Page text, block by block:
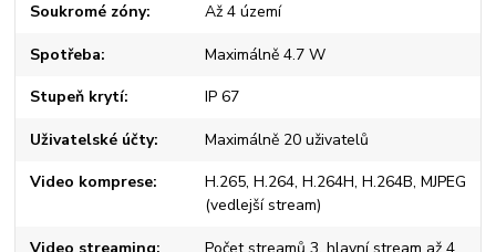
Soukromé zóny Až 4 území
Spotřeba Maximálně 4.7 W
Stupeň krytí IP 67
Uživatelské účty Maximálně 20 uživatelů
Video komprese
H.265, H.264, H.264H, H.264B, MJPEG
(vedlejší stream)